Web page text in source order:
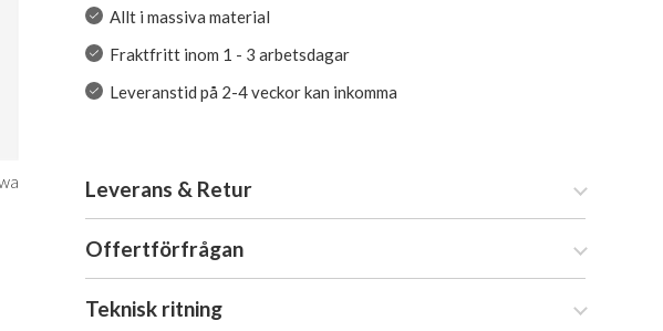
Allt i massiva material
Fraktfritt inom 1 - 3 arbetsdagar
Leveranstid på 2-4 veckor kan inkomma
Leverans & Retur
Offertförfrågan
Teknisk ritning